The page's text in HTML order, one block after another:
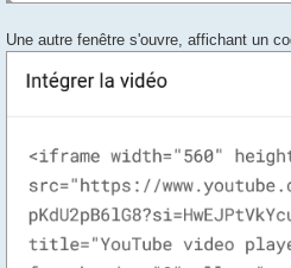
Une autre fenêtre s'ouvre, affichant un